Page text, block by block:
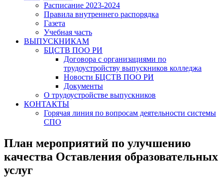
Расписание 2023-2024
Правила внутреннего распорядка
Газета
Учебная часть
ВЫПУСКНИКАМ
БЦСТВ ПОО РИ
Договора с организациями по
трудоустройству выпускников колледжа
Новости БЦСТВ ПОО РИ
Документы
О трудоустройстве выпускников
КОНТАКТЫ
Горячая линия по вопросам деятельности системы
СПО
План мероприятий по улучшению
качества Оставления образовательных
услуг